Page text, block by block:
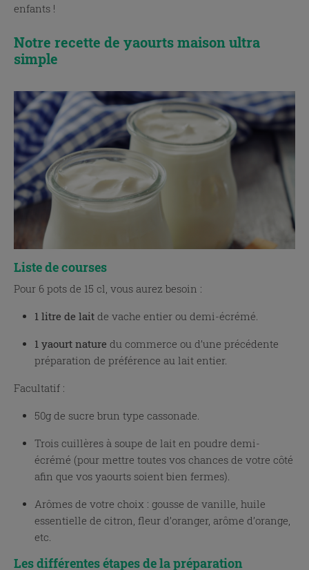
enfants !
Notre recette de yaourts maison ultra
simple
Liste de courses
Pour 6 pots de 15 cl, vous aurez besoin :
1 litre de lait de vache entier ou demi-écrémé.
1 yaourt nature du commerce ou d’une précédente
préparation de préférence au lait entier.
Facultatif :
50g de sucre brun type cassonade.
Trois cuillères à soupe de lait en poudre demi-
écrémé (pour mettre toutes vos chances de votre côté
afin que vos yaourts soient bien fermes).
Arômes de votre choix : gousse de vanille, huile
essentielle de citron, fleur d’oranger, arôme d’orange,
etc.
Les différentes étapes de la préparation